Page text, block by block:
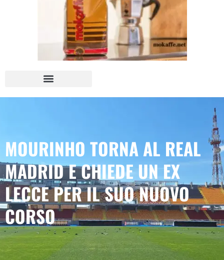
MOURINHO TORNA AL REAL
MADRID E CHIEDE UN EX
LECCE PER IL SUO NUOVO
CORSO